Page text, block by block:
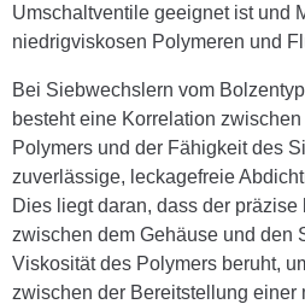
Umschaltventile geeignet ist und
niedrigviskosen Polymeren und
Bei Siebwechslern vom
besteht eine Korrelation
Polymers und der Fähigkeit des
zuverlässige, leckagefreie
Dies liegt daran, dass der präzise
zwischen dem Gehäuse und den
Viskosität des Polymers beruht,
zwischen der Bereitstellung einer